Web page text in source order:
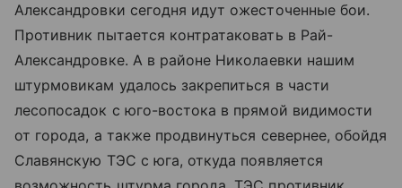
Александровки сегодня идут ожесточенные бои.
Противник пытается контратаковать в Рай-
Александровке. А в районе Николаевки нашим
штурмовикам удалось закрепиться в части
лесопосадок с юго-востока в прямой видимости
от города, а также продвинуться севернее, обойдя
Славянскую ТЭС с юга, откуда появляется